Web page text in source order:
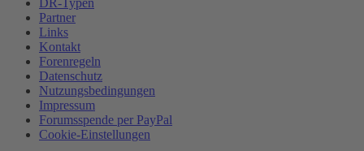
Partner
Links
Kontakt
Forenregeln
Datenschutz
Nutzungsbedingungen
Impressum
Forumsspende per PayPal
Cookie-Einstellungen